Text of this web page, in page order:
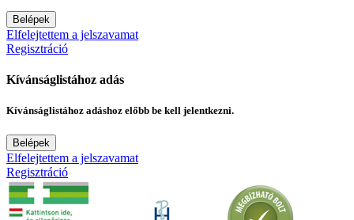
Belépek
Elfelejtettem a jelszavamat
Regisztráció
Kívánságlistához adás
Kívánságlistához adáshoz előbb be kell jelentkezni.
Belépek
Elfelejtettem a jelszavamat
Regisztráció